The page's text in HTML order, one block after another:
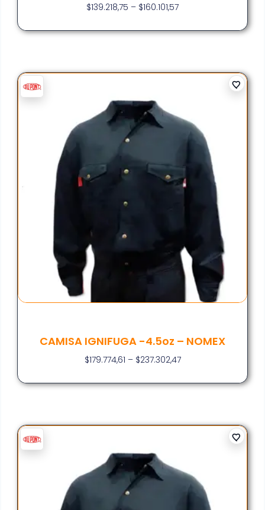
$139.218,75 – $160.101,57
CAMISA IGNIFUGA -4.5oz – NOMEX
$179.774,61 – $237.302,47